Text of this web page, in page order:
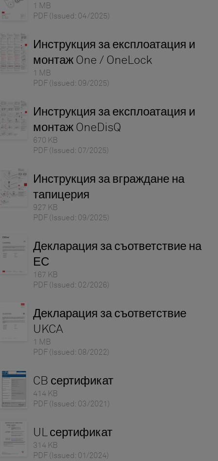
1 MB
PDF (Issued: 04/2025)
Инструкция за експлоатация и
монтаж One / OneLock
1 MB
PDF (Issued: 09/2025)
Инструкция за експлоатация и
монтаж OneDisQ
670 KB
PDF (Issued: 07/2025)
Инструкция за вграждане на
тапицерия
927 KB
PDF (Issued: 09/2025)
Декларация за съответствие на
ЕС
167 KB
PDF (Issued: 02/2026)
Декларация за съответствие
UKCA
1 MB
PDF (Issued: 08/2022)
CB сертификат
414 KB
PDF (Issued: 03/2021)
UL сертификат
314 KB
PDF (Issued: 01/2024)